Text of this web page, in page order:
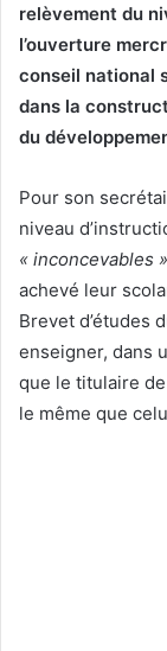
relèvement du
l’ouverture
conseil national
dans la
du
Pour son
niveau
« inconcevables »
achevé leur
Brevet d’études
enseigner, dans
que le titulaire
le même que